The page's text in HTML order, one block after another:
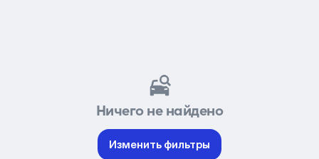
Ничего не найдено
Изменить фильтры